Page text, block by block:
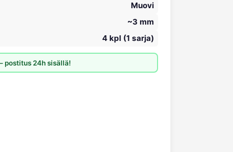
Muovi
~3 mm
4 kpl (1 sarja)
postitus 24h sisällä!